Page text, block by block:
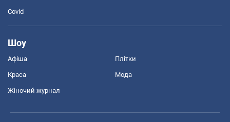
Covid
Шоу
Афіша Плітки
Краса Мода
Жіночий журнал